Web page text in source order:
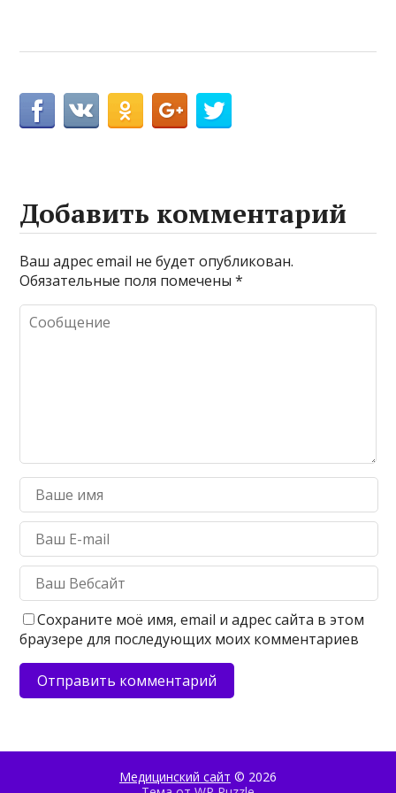
Добавить комментарий
Ваш адрес email не будет опубликован.
Обязательные поля помечены*
Сохраните моё имя, email и адрес сайта в этом
браузере для последующих моих комментариев
Медицинский сайт © 2026